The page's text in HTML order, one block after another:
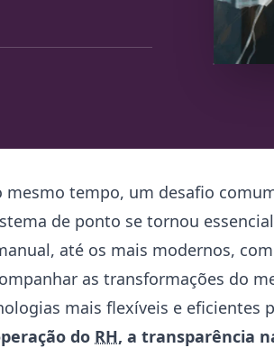
tempo, um desafio
de ponto se tornou
até os mais modernos,
as transformações do
mais flexíveis e eficientes
do RH, a transparência